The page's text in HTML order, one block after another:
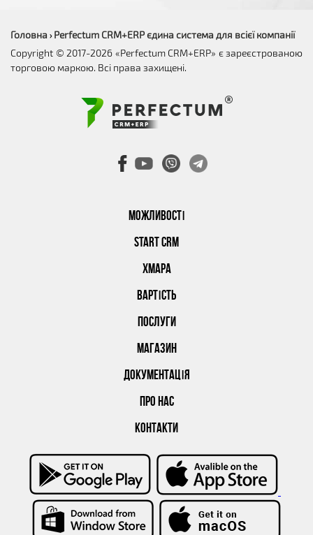
МОЖЛИВОСТІ
START CRM
ХМАРА
ВАРТІСТЬ
ПОСЛУГИ
МАГАЗИН
ДОКУМЕНТАЦІЯ
ПРО НАС
КОНТАКТИ
Головна › Perfectum CRM+ERP єдина система для всієї компанії
Copyright © 2017-2026 «Perfectum CRM+ERP» є зареєстрованою
торговою маркою. Всі права захищені.